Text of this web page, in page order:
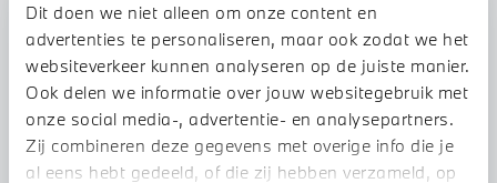
Dit doen we niet alleen om onze content en
advertenties te personaliseren, maar ook zodat we het
websiteverkeer kunnen analyseren op de juiste manier.
Ook delen we informatie over jouw websitegebruik met
onze social media-, advertentie- en analysepartners.
Zij combineren deze gegevens met overige info die je
al eens hebt gedeeld, of die zij hebben verzameld, op
Uw auto inruilen?